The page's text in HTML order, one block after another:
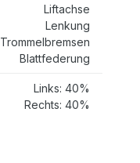
Liftachse
Lenkung
Trommelbremsen
Blattfederung
Links: 40%
Rechts: 40%